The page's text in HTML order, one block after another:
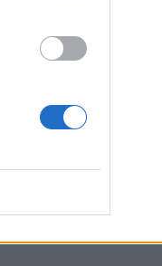
de sincronización
a la